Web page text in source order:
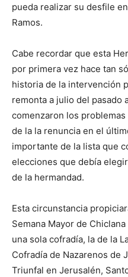
pueda realizar su desfile
Ramos.
Cabe recordar que esta
por primera vez hace tan
historia de la intervención
remonta a julio del pasado
comenzaron los
de la la renuncia en el
importante de la lista que
elecciones que debía
de la hermandad.
Esta circunstancia
Semana Mayor de
una sola cofradía, la de la
Cofradía de Nazarenos de
Triunfal en Jerusalén,